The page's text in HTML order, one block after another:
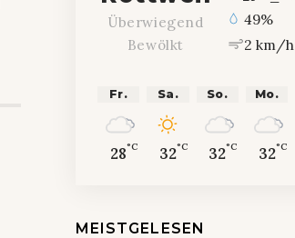
Überwiegend
Bewölkt
49%
2 km/h
Fr.
28°C
Sa.
32°C
So.
32°C
Mo.
32°C
MEISTGELESEN